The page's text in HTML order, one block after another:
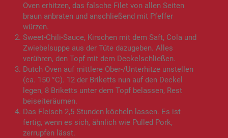
Oven erhitzen, das falsche Filet von allen Seiten
braun anbraten und anschließend mit Pfeffer
würzen.
Sweet-Chili-Sauce, Kirschen mit dem Saft, Cola und
Zwiebelsuppe aus der Tüte dazugeben. Alles
verühren, den Topf mit dem Deckelschließen.
Dutch Oven auf mittlere Ober-/Unterhitze unstellen
(ca. 150 °C). 12 der Briketts nun auf den Deckel
legen, 8 Briketts unter dem Topf belassen, Rest
beiseiteräumen.
Das Fleisch 2,5 Stunden köcheln lassen. Es ist
fertig, wenn es sich, ähnlich wie Pulled Pork,
zerrupfen lässt.